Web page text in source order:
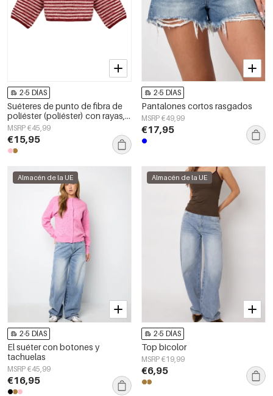
2-5 DÍAS
Suéteres de punto de fibra de
poliéster (poliéster) con rayas,
ropa de otoño/invierno
MSRP €45,99
€15,95
2-5 DÍAS
Pantalones cortos rasgados
MSRP €49,99
€17,95
Almacén de la UE
2-5 DÍAS
El suéter con botones y
tachuelas
MSRP €45,99
€16,95
Almacén de la UE
2-5 DÍAS
Top bicolor
MSRP €19,99
€6,95